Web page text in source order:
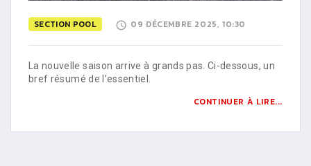
SECTION POOL 09 DÉCEMBRE 2025, 10:30
La nouvelle saison arrive à grands pas. Ci-dessous, un
bref résumé de l’essentiel.
CONTINUER À LIRE...